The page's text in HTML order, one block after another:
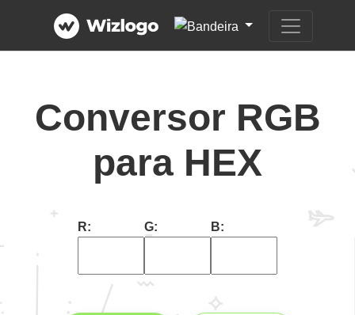
Conversor RGB
para HEX
R: G: B: